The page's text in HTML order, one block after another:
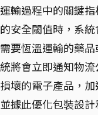
輸過程中的關鍵
安全閾值時，系
要恆溫運輸的藥
將會立即通知物
壞的電子產品，
據此優化包裝設